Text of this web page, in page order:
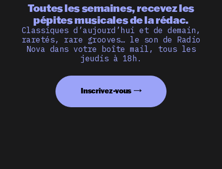
Toutes les semaines, recevez les
pépites musicales de la rédac.
Classiques d’aujourd’hui et de demain,
raretés, rare grooves… le son de Radio
Nova dans votre boîte mail, tous les
jeudis à 18h.
Inscrivez-vous